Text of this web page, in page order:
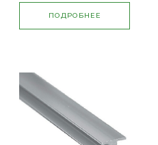
ПОДРОБНЕЕ